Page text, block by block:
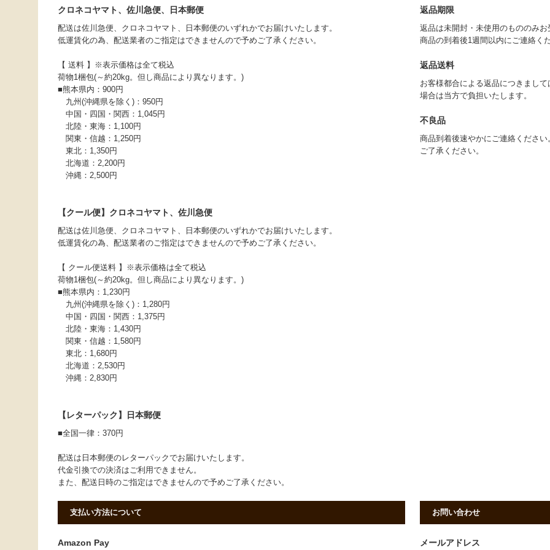
クロネコヤマト、佐川急便、日本郵便
配送は佐川急便、クロネコヤマト、日本郵便のいずれかでお届けいたします。
低運賃化の為、配送業者のご指定はできませんので予めご了承ください。
【 送料 】※表示価格は全て税込
荷物1梱包(～約20kg。但し商品により異なります。)
■熊本県内：900円
九州(沖縄県を除く)：950円
中国・四国・関西：1,045円
北陸・東海：1,100円
関東・信越：1,250円
東北：1,350円
北海道：2,200円
沖縄：2,500円
【クール便】クロネコヤマト、佐川急便
配送は佐川急便、クロネコヤマト、日本郵便のいずれかでお届けいたします。
低運賃化の為、配送業者のご指定はできませんので予めご了承ください。
【 クール便送料 】※表示価格は全て税込
荷物1梱包(～約20kg。但し商品により異なります。)
■熊本県内：1,230円
九州(沖縄県を除く)：1,280円
中国・四国・関西：1,375円
北陸・東海：1,430円
関東・信越：1,580円
東北：1,680円
北海道：2,530円
沖縄：2,830円
【レターパック】日本郵便
■全国一律：370円
配送は日本郵便のレターパックでお届けいたします。
代金引換での決済はご利用できません。
また、配送日時のご指定はできませんので予めご了承ください。
返品期限
返品は未開封・未使用のもののみ
商品の到着後1週間以内にご連絡く
返品送料
お客様都合による返品につきまし
場合は当方で負担いたします。
不良品
商品到着後速やかにご連絡くださ
ご了承ください。
支払い方法について
Amazon Pay
お問い合わせ
メールアドレス